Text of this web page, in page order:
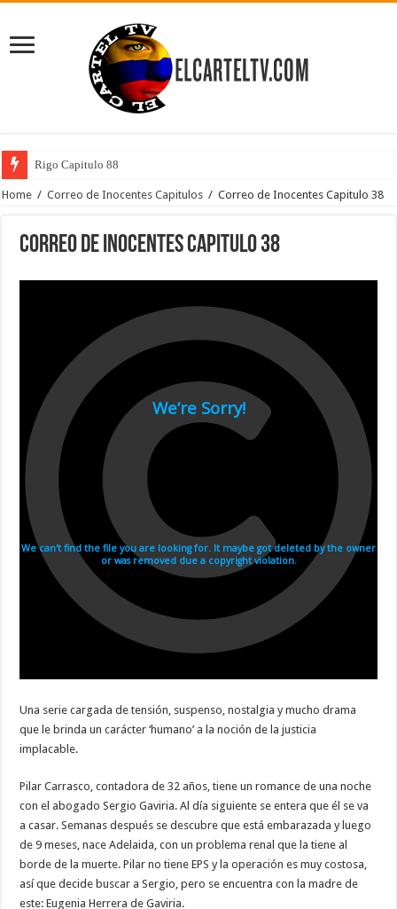
Rigo Capitulo 88
Home / Correo de Inocentes Capitulos / Correo de Inocentes Capitulo 38
Correo de Inocentes Capitulo 38
Una serie cargada de tensión, suspenso, nostalgia y mucho drama
que le brinda un carácter ‘humano’ a la noción de la justicia
implacable.
Pilar Carrasco, contadora de 32 años, tiene un romance de una noche
con el abogado Sergio Gaviria. Al día siguiente se entera que él se va
a casar. Semanas después se descubre que está embarazada y luego
de 9 meses, nace Adelaida, con un problema renal que la tiene al
borde de la muerte. Pilar no tiene EPS y la operación es muy costosa,
así que decide buscar a Sergio, pero se encuentra con la madre de
este: Eugenia Herrera de Gaviria.